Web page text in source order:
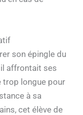
son épingle du
il affrontait ses
trop longue pour
à sa
cet élève de